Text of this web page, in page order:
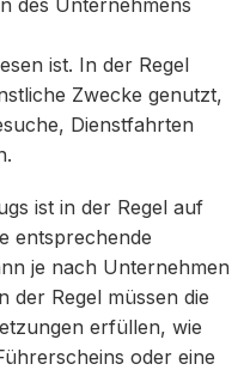
ist. In der Regel
Zwecke genutzt,
Dienstfahrten
ist in der Regel auf
entsprechende
je nach Unternehmen
der Regel müssen die
erfüllen, wie
oder eine